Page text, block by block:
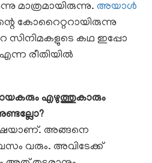
മാത്രമായിരുന്നു. അയാൾ
കോറൈറ്ററായിരുന്നു
സിനിമകളുടെ കഥ ഇപ്പോ
എന്ന രീതിയിൽ
എഴുത്തുകാരും
അങ്ങനെ
വരും. അവിടേക്ക്